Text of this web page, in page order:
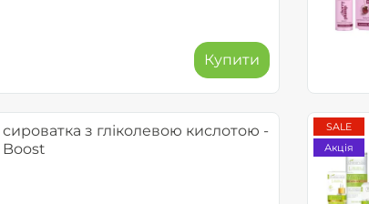
Купити
з гліколевою кислотою -
Boost
SALE
Акція